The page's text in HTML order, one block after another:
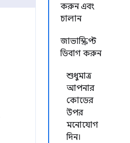
করুন এবং
চালান
জাভাস্ক্রিপ্ট
ডিবাগ করুন
শুধুমাত্র
আপনার
কোডের
উপর
মনোযোগ
দিন।